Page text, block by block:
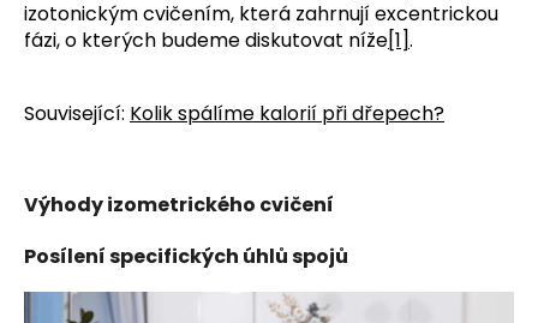
izotonickým cvičením, která zahrnují excentrickou
fázi, o kterých budeme diskutovat níže[1].
Související: Kolik spálíme kalorií při dřepech?
Výhody izometrického cvičení
Posílení specifických úhlů spojů